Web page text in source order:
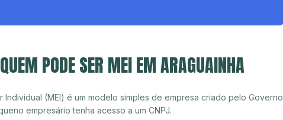
PODE SER MEI EM ARAGUAINHA
(MEI) é um modelo simples de empresa criado pelo Governo
empresário tenha acesso a um CNPJ.